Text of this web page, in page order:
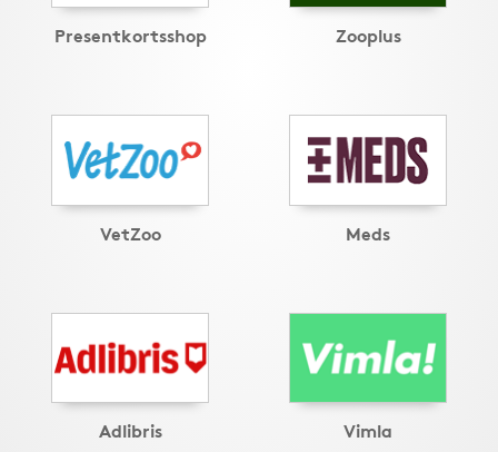
Presentkortsshop Zooplus
VetZoo Meds
Adlibris Vimla